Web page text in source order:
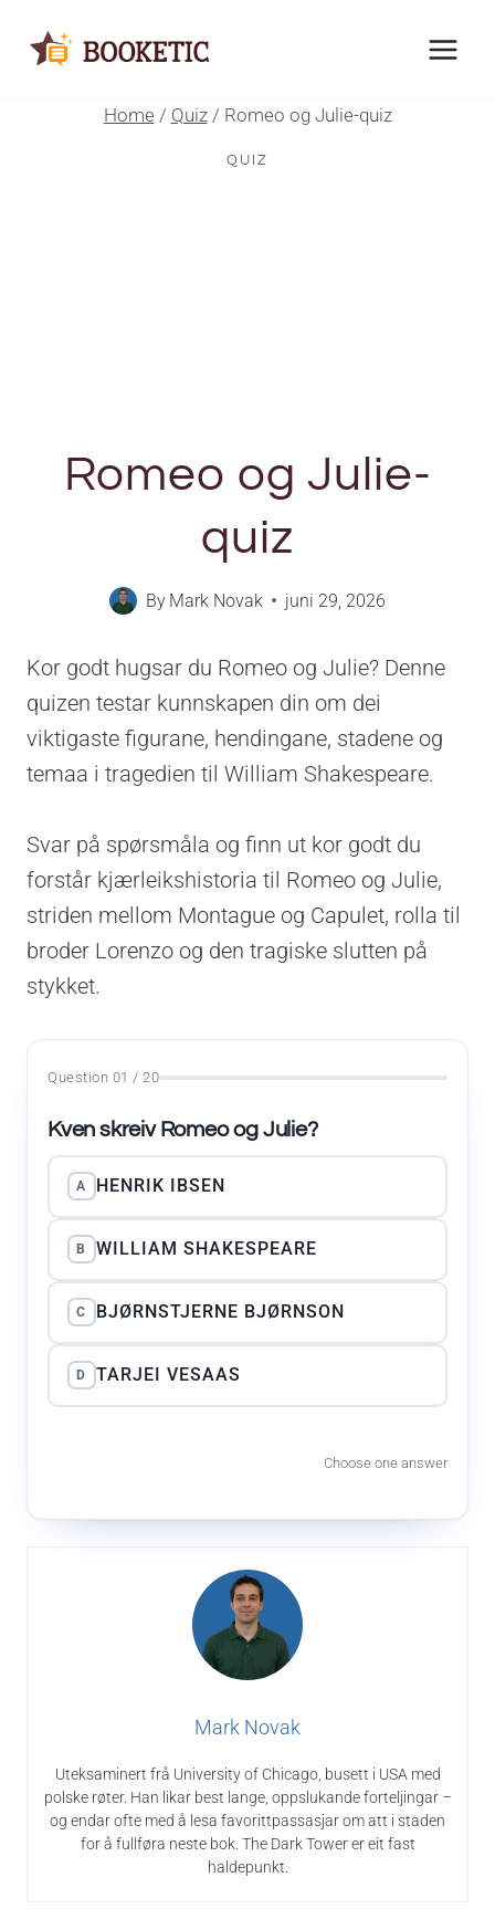
Home / Quiz / Romeo og Julie-quiz
QUIZ
Romeo og Julie-
quiz
By Mark Novak juni 29, 2026
Kor godt hugsar du Romeo og Julie? Denne
quizen testar kunnskapen din om dei
viktigaste figurane, hendingane, stadene og
temaa i tragedien til William Shakespeare.
Svar på spørsmåla og finn ut kor godt du
forstår kjærleikshistoria til Romeo og Julie,
striden mellom Montague og Capulet, rolla til
broder Lorenzo og den tragiske slutten på
stykket.
Question 01 / 20
Kven skreiv Romeo og Julie?
A HENRIK IBSEN
B WILLIAM SHAKESPEARE
C BJØRNSTJERNE BJØRNSON
D TARJEI VESAAS
Choose one answer
Mark Novak
Uteksaminert frå University of Chicago, busett i USA med
polske røter. Han likar best lange, oppslukande forteljingar –
og endar ofte med å lesa favorittpassasjar om att i staden
for å fullføra neste bok. The Dark Tower er eit fast
haldepunkt.